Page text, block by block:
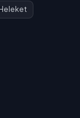
Heleket